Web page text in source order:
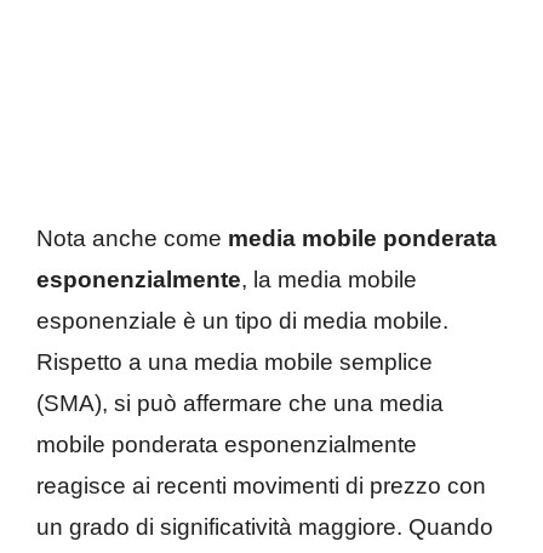
Nota anche come media mobile ponderata
esponenzialmente, la media mobile
esponenziale è un tipo di media mobile.
Rispetto a una media mobile semplice
(SMA), si può affermare che una media
mobile ponderata esponenzialmente
reagisce ai recenti movimenti di prezzo con
un grado di significatività maggiore. Quando